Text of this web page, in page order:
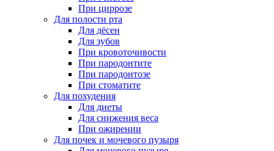
При циррозе
Для полости рта
Для дёсен
Для зубов
При кровоточивости
При пародонтите
При пародонтозе
При стоматите
Для похудения
Для диеты
Для снижения веса
При ожирении
Для почек и мочевого пузыря